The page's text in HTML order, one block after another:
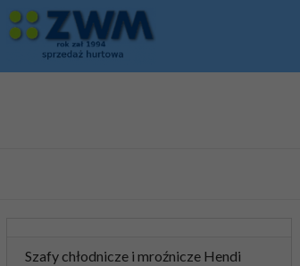
Szafy chłodnicze i mroźnicze Hendi